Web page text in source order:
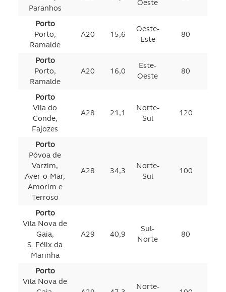
parceiros e organizações na UE e em países terceiros.
O ACP garantirá que as transferências internacionais de
dados pessoais serão realizadas apenas com o seu
necessário no contexto dos serviços a prestar.
tecnologias similares pode ter impacto na sua
experiência de navegação no Website e nos serviços
disponibilizados.
Consulte a política de cookies do site.
Paranhos
Oeste
Porto
Porto,
Ramalde
A20 15,6
Oeste-
Este
80
Porto
Porto,
Ramalde
A20 16,0
Este-
Oeste
80
Porto
Vila do
Conde,
Fajozes
A28 21,1
Norte-
Sul
120
Porto
Póvoa de
Varzim,
Aver-o-Mar,
Amorim e
Terroso
A28 34,3
Norte-
Sul
100
Porto
Vila Nova de
Gaia,
S. Félix da
Marinha
A29 40,9
Sul-
Norte
80
Porto
Vila Nova de
Norte-